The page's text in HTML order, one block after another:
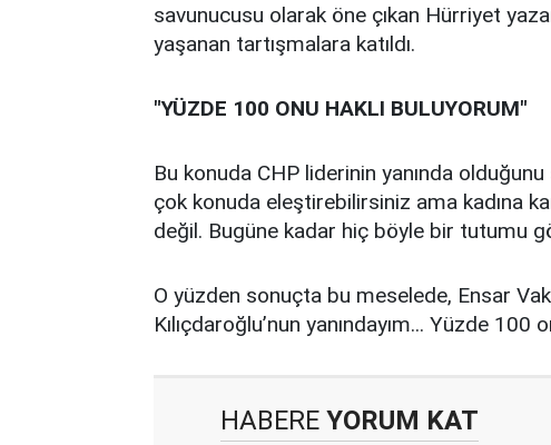
savunucusu olarak öne çıkan Hürriyet
yaşanan tartışmalara katıldı.
"YÜZDE 100 ONU HAKLI BULUYORUM"
Bu konuda CHP liderinin yanında
çok konuda eleştirebilirsiniz ama kadına
değil. Bugüne kadar hiç böyle bir tutumu
O yüzden sonuçta bu meselede, Ensar
Kılıçdaroğlu’nun yanındayım... Yüzde 100
HABERE YORUM KAT